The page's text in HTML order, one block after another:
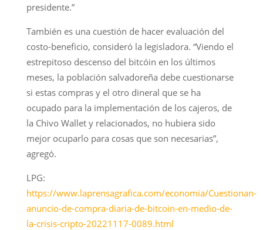
presidente.”
También es una cuestión de hacer evaluación del
costo-beneficio, consideró la legisladora. “Viendo el
estrepitoso descenso del bitcóin en los últimos
meses, la población salvadoreña debe cuestionarse
si estas compras y el otro dineral que se ha
ocupado para la implementación de los cajeros, de
la Chivo Wallet y relacionados, no hubiera sido
mejor ocuparlo para cosas que son necesarias”,
agregó.
LPG:
https://www.laprensagrafica.com/economia/Cuestionan-
anuncio-de-compra-diaria-de-bitcoin-en-medio-de-
la-crisis-cripto-20221117-0089.html